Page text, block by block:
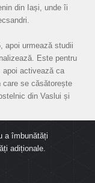
din Iași, unde îi
apoi urmează studii
Este pentru
apoi activează ca
care se căsătorește
din Vaslui și
Ioan Cuza în
rol secund din cauza
tuturor
sfârșesc prin a fi
a îmbunătăți
adiționale.